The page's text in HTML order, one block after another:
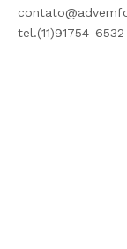
tel.(11)91754-6532